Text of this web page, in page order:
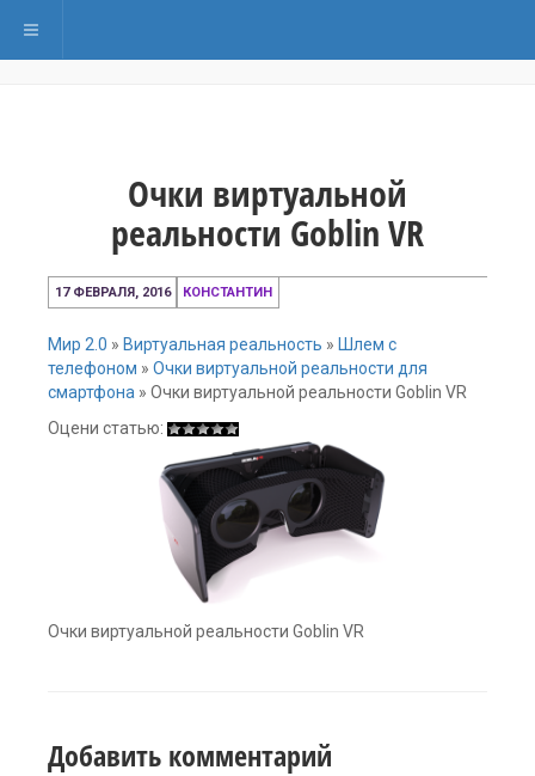
Переключить навигацию
Очки виртуальной
реальности Goblin VR
17 ФЕВРАЛЯ, 2016
17
февраля,
КОНСТАНТИН
Мир 2.0 » Виртуальная реальность » Шлем с
телефоном » Очки виртуальной реальности для
смартфона » Очки виртуальной реальности Goblin VR
Оцени статью:
Очки виртуальной реальности Goblin VR
Добавить комментарий